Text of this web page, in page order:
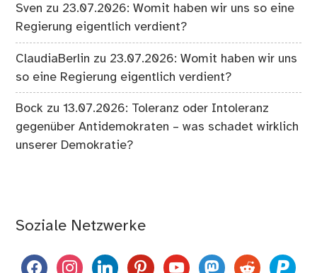
Sven zu 23.07.2026: Womit haben wir uns so eine
Regierung eigentlich verdient?
ClaudiaBerlin zu 23.07.2026: Womit haben wir uns
so eine Regierung eigentlich verdient?
Bock zu13.07.2026: Toleranz oder Intoleranz
gegenüber Antidemokraten – was schadet wirklich
unserer Demokratie?
Soziale Netzwerke
facebookinstagramlinkedinpinterestyoutubemastodon
reddit paypal